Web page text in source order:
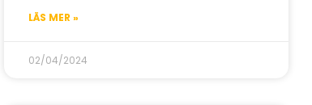
LÄS MER »
02/04/2024